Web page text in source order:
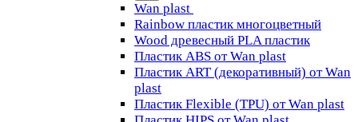
Wan plast
Rainbow пластик многоцветный
Wood древесный PLA пластик
Пластик ABS от Wan plast
Пластик ART (декоративный) от Wan
plast
Пластик Flexible (TPU) от Wan plast